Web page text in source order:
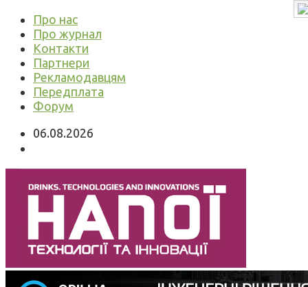
Про нас
Про журнал
Контакти
Партнери
Рекламодавцям
Передплата
Форум
06.08.2026